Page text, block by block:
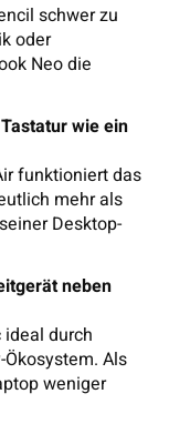
schwer zu
oder
Neo die
wie ein
funktioniert das
mehr als
Desktop-
neben
ideal durch
Als
weniger